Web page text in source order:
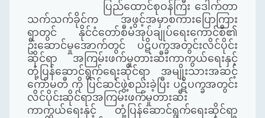
ပြည်ထောင်စုဝန်ကြီး ဒေါက်တာ
သက်သက်ခိုင်က အဖွင့်အမှာစကားပြောကြား
ရာတွင် နိုင်ငံတော်စီမံအုပ်ချုပ်ရေးကောင်စီ၏
ဦးဆောင်မှုအောက်တွင် ပဋိပက္ခအတွင်းလိင်ပိုင်း
ဆိုင်ရာ အကြမ်းဖက်မှုတားဆီးကာကွယ်ရေးနှင့်
တုံ့ပြန်ဆောင်ရွက်ရေးဆိုင်ရာ အမျိုးသားအဆင့်
ကော်မတီ ကို ပြင်ဆင်ဖွဲ့စည်းခဲ့ပြီး ပဋိပက္ခအတွင်း
လိင်ပိုင်းဆိုင်ရာအကြမ်းဖက်မှုတားဆီး
ကာကွယ်ရေးနှင့် တုံ့ပြန်ဆောင်ရွက်ရေးဆိုင်ရာ